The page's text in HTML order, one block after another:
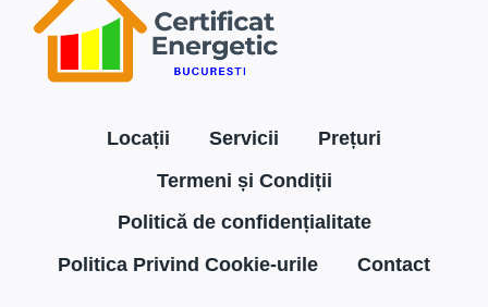
Locații Servicii
Prețuri
Termeni și Condiții
Politică de confidențialitate
Politica Privind Cookie-urile
Contact